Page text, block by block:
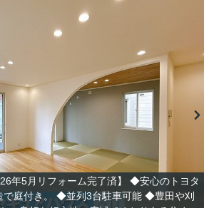
年5月リフォーム完了済】 ◆安心のトヨタ
で庭付き。 ◆並列3台駐車可能 ◆豊田や刈